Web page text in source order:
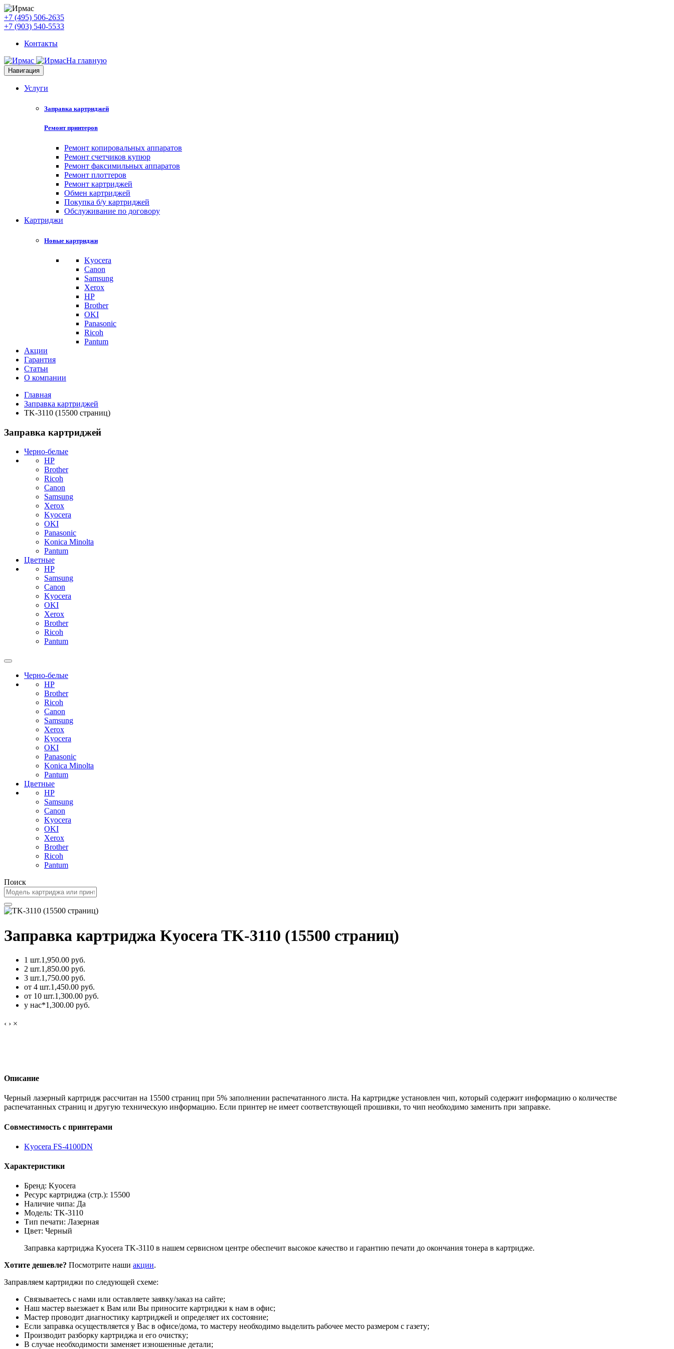
+7 (495) 506-2635
+7 (903) 540-5533
Контакты
На главную
Навигация
Услуги
Заправка картриджей
Ремонт принтеров
Ремонт копировальных аппаратов
Ремонт счетчиков купюр
Ремонт факсимильных аппаратов
Ремонт плоттеров
Ремонт картриджей
Обмен картриджей
Покупка б/у картриджей
Обслуживание по договору
Картриджи
Новые картриджи
Kyocera
Canon
Samsung
Xerox
HP
Brother
OKI
Panasonic
Ricoh
Pantum
Акции
Гарантия
Статьи
О компании
Главная
Заправка картриджей
TK-3110 (15500 страниц)
Заправка картриджей
Черно-белые
HP
Brother
Ricoh
Canon
Samsung
Xerox
Kyocera
OKI
Panasonic
Konica Minolta
Pantum
Цветные
HP
Samsung
Canon
Kyocera
OKI
Xerox
Brother
Ricoh
Pantum
Черно-белые
HP
Brother
Ricoh
Canon
Samsung
Xerox
Kyocera
OKI
Panasonic
Konica Minolta
Pantum
Цветные
HP
Samsung
Canon
Kyocera
OKI
Xerox
Brother
Ricoh
Pantum
Поиск
Заправка картриджа Kyocera TK-3110 (15500 страниц)
1 шт.1,950.00 руб.
2 шт.1,850.00 руб.
3 шт.1,750.00 руб.
от 4 шт.1,450.00 руб.
от 10 шт.1,300.00 руб.
у нас*1,300.00 руб.
‹ › ×
Описание
Черный лазерный картридж рассчитан на 15500 страниц при 5% заполнении распечатанного листа. На картридже установлен чип, который содержит информацию о количестве
распечатанных страниц и другую техническую информацию. Если принтер не имеет соответствующей прошивки, то чип необходимо заменить при заправке.
Совместимость с принтерами
Kyocera FS-4100DN
Характеристики
Бренд: Kyocera
Ресурс картриджа (стр.): 15500
Наличие чипа: Да
Модель: TK-3110
Тип печати: Лазерная
Цвет: Черный
Заправка картриджа Kyocera TK-3110 в нашем сервисном центре обеспечит высокое качество и гарантию печати до окончания тонера в картридже.
Хотите дешевле? Посмотрите наши акции.
Заправляем картриджи по следующей схеме:
Связываетесь с нами или оставляете заявку/заказ на сайте;
Наш мастер выезжает к Вам или Вы приносите картриджи к нам в офис;
Мастер проводит диагностику картриджей и определяет их состояние;
Если заправка осуществляется у Вас в офисе/дома, то мастеру необходимо выделить рабочее место размером с газету;
Производит разборку картриджа и его очистку;
В случае необходимости заменяет изношенные детали;